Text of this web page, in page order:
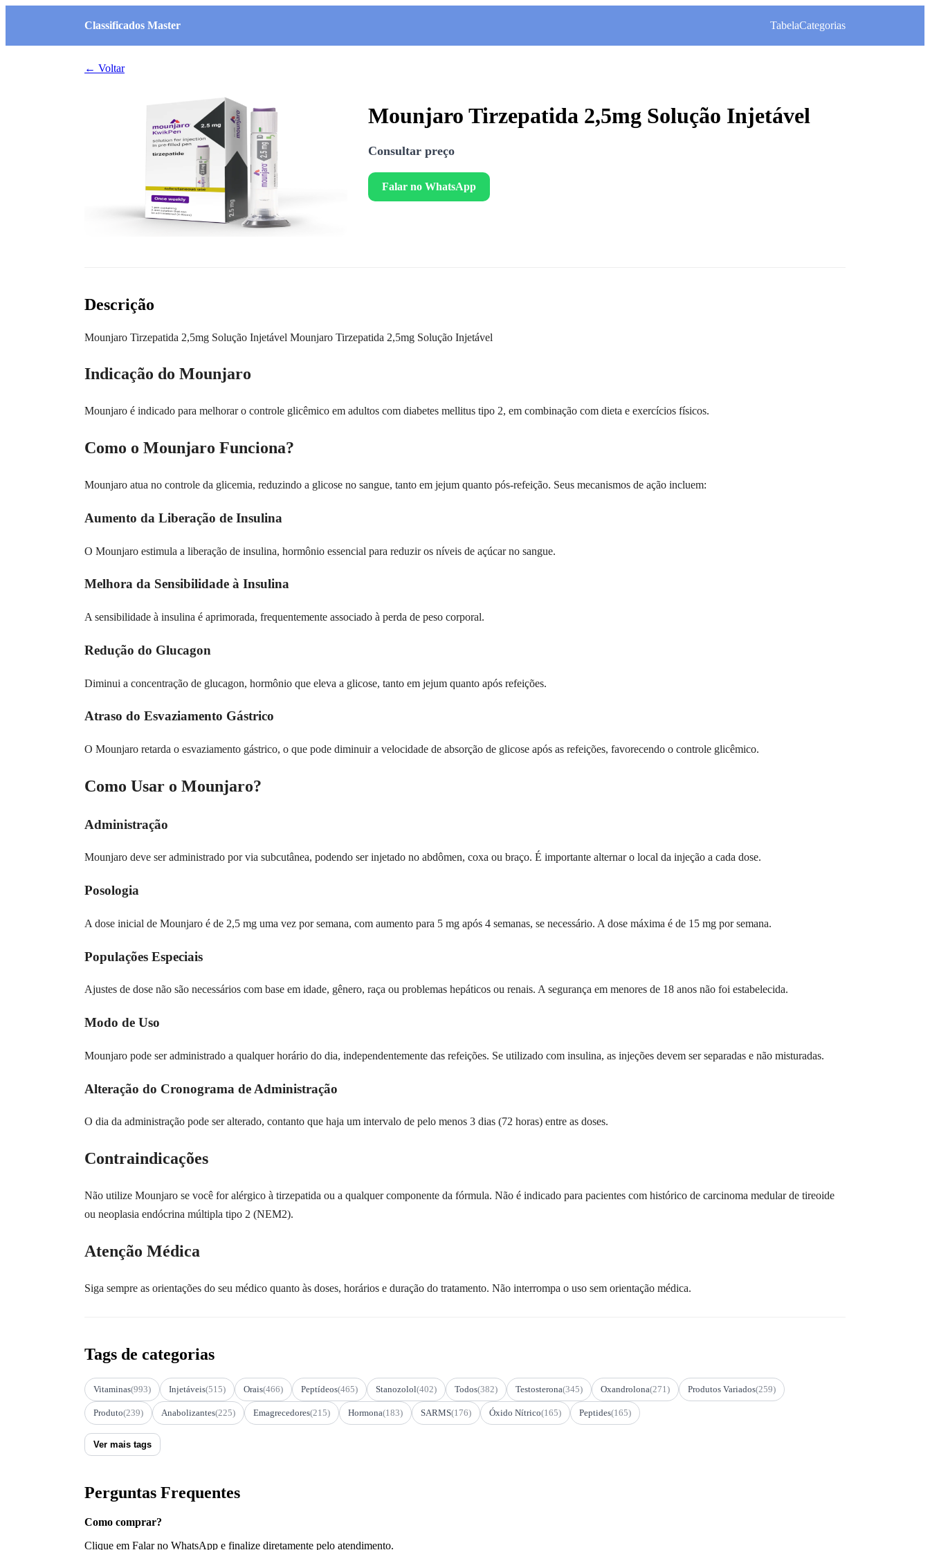
Classificados Master TabelaCategorias
← Voltar
Mounjaro Tirzepatida 2,5mg Solução Injetável
Consultar preço
Falar no WhatsApp
Descrição
Mounjaro Tirzepatida 2,5mg Solução Injetável Mounjaro Tirzepatida 2,5mg Solução Injetável
Indicação do Mounjaro
Mounjaro é indicado para melhorar o controle glicêmico em adultos com diabetes mellitus tipo 2, em combinação com dieta e exercícios físicos.
Como o Mounjaro Funciona?
Mounjaro atua no controle da glicemia, reduzindo a glicose no sangue, tanto em jejum quanto pós-refeição. Seus mecanismos de ação incluem:
Aumento da Liberação de Insulina
O Mounjaro estimula a liberação de insulina, hormônio essencial para reduzir os níveis de açúcar no sangue.
Melhora da Sensibilidade à Insulina
A sensibilidade à insulina é aprimorada, frequentemente associado à perda de peso corporal.
Redução do Glucagon
Diminui a concentração de glucagon, hormônio que eleva a glicose, tanto em jejum quanto após refeições.
Atraso do Esvaziamento Gástrico
O Mounjaro retarda o esvaziamento gástrico, o que pode diminuir a velocidade de absorção de glicose após as refeições, favorecendo o controle glicêmico.
Como Usar o Mounjaro?
Administração
Mounjaro deve ser administrado por via subcutânea, podendo ser injetado no abdômen, coxa ou braço. É importante alternar o local da injeção a cada dose.
Posologia
A dose inicial de Mounjaro é de 2,5 mg uma vez por semana, com aumento para 5 mg após 4 semanas, se necessário. A dose máxima é de 15 mg por semana.
Populações Especiais
Ajustes de dose não são necessários com base em idade, gênero, raça ou problemas hepáticos ou renais. A segurança em menores de 18 anos não foi estabelecida.
Modo de Uso
Mounjaro pode ser administrado a qualquer horário do dia, independentemente das refeições. Se utilizado com insulina, as injeções devem ser separadas e não misturadas.
Alteração do Cronograma de Administração
O dia da administração pode ser alterado, contanto que haja um intervalo de pelo menos 3 dias (72 horas) entre as doses.
Contraindicações
Não utilize Mounjaro se você for alérgico à tirzepatida ou a qualquer componente da fórmula. Não é indicado para pacientes com histórico de carcinoma medular de tireoide
ou neoplasia endócrina múltipla tipo 2 (NEM2).
Atenção Médica
Siga sempre as orientações do seu médico quanto às doses, horários e duração do tratamento. Não interrompa o uso sem orientação médica.
Tags de categorias
Vitaminas(993) Injetáveis(515) Orais(466) Peptídeos(465) Stanozolol(402) Todos(382) Testosterona(345) Oxandrolona(271) Produtos Variados(259)
Produto(239) Anabolizantes(225) Emagrecedores(215) Hormona(183) SARMS(176) Óxido Nítrico(165) Peptides(165)
Ver mais tags
Perguntas Frequentes
Como comprar?
Clique em Falar no WhatsApp e finalize diretamente pelo atendimento.